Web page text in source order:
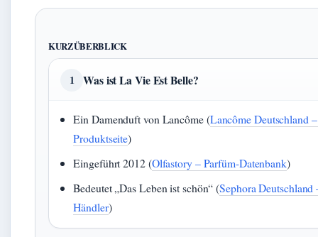
KURZÜBERBLICK
1 Was ist La Vie Est Belle?
Ein Damenduft von Lancôme (Lancôme Deutschland
Produktseite)
Eingeführt 2012 (Olfastory – Parfüm-Datenbank)
Bedeutet „Das Leben ist schön“ (Sephora
Händler)